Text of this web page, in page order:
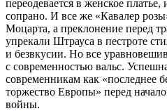
переодевается в женское
сопрано. И все же «Кавалер
Моцарта, а преклонение перед
упрекали Штрауса в пестроте
и безвкусии. Но все
с современностью вальс.
современникам как «последнее
торжество Европы» перед
войны.